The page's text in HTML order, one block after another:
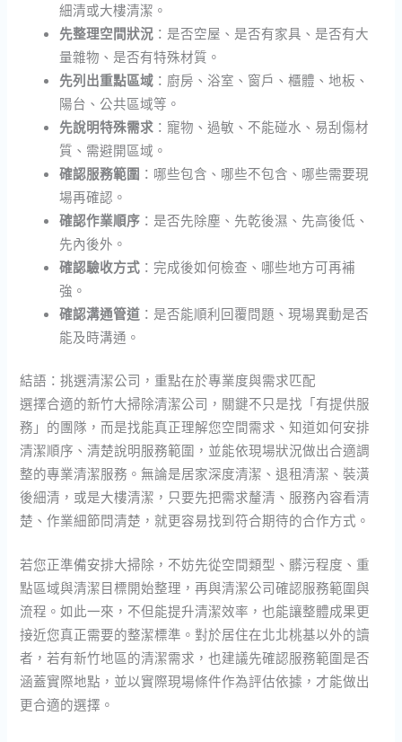
細清或大樓清潔。
先整理空間狀況 ：是否空屋、是否有家具、是否有大
量雜物、是否有特殊材質。
先列出重點區域 ：廚房、浴室、窗戶、櫃體、地板、
陽台、公共區域等。
先說明特殊需求 ：寵物、過敏、不能碰水、易刮傷材
質、需避開區域。
確認服務範圍 ：哪些包含、哪些不包含、哪些需要現
場再確認。
確認作業順序 ：是否先除塵、先乾後濕、先高後低、
先內後外。
確認驗收方式 ：完成後如何檢查、哪些地方可再補
強。
確認溝通管道 ：是否能順利回覆問題、現場異動是否
能及時溝通。
結語：挑選清潔公司，重點在於專業度與需求匹配
選擇合適的新竹大掃除清潔公司，關鍵不只是找「有提供服
務」的團隊，而是找能真正理解您空間需求、知道如何安排
清潔順序、清楚說明服務範圍，並能依現場狀況做出合適調
整的專業清潔服務。無論是居家深度清潔、退租清潔、裝潢
後細清，或是大樓清潔，只要先把需求釐清、服務內容看清
楚、作業細節問清楚，就更容易找到符合期待的合作方式。
若您正準備安排大掃除，不妨先從空間類型、髒污程度、重
點區域與清潔目標開始整理，再與清潔公司確認服務範圍與
流程。如此一來，不但能提升清潔效率，也能讓整體成果更
接近您真正需要的整潔標準。對於居住在北北桃基以外的讀
者，若有新竹地區的清潔需求，也建議先確認服務範圍是否
涵蓋實際地點，並以實際現場條件作為評估依據，才能做出
更合適的選擇。